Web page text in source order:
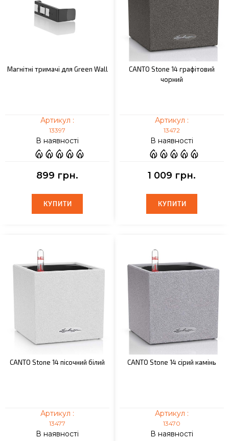
Магнітні тримачі для Green Wall
Артикул :
13397
В наявності
899 грн.
КУПИТИ
КУПИТИ
CANTO Stone 14 графітовий
чорний
Артикул :
13472
В наявності
1 009 грн.
КУПИТИ
КУПИТИ
CANTO Stone 14 пісочний білий
Артикул :
13477
В наявності
CANTO Stone 14 сірий камінь
Артикул :
13470
В наявності